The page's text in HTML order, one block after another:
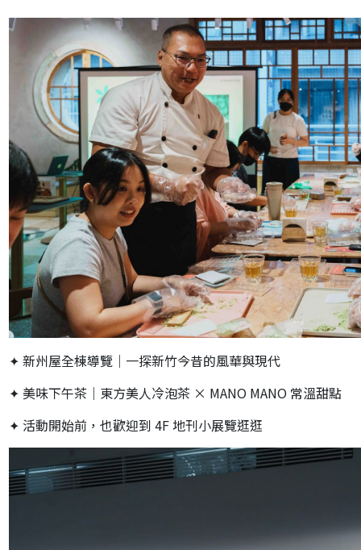
✦ 新州屋全棟導覽｜一探新竹今昔的風華與現代
✦ 美味下午茶｜東方美人冷泡茶 × MANO MANO 常溫甜點
✦ 活動開始前，也歡迎到 4F 地刊小展覽逛逛